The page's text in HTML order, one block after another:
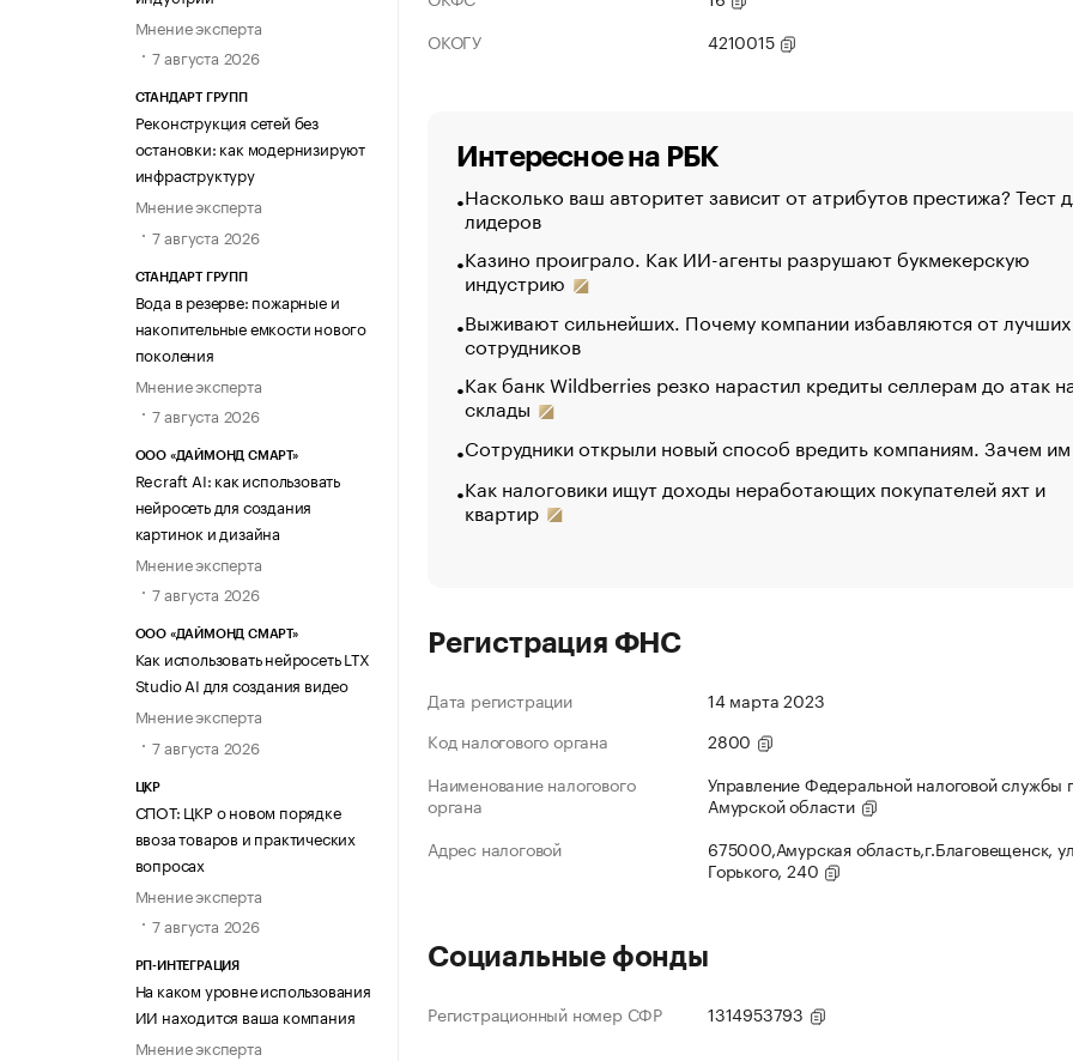
Мнение эксперта
7 августа 2026
СТАНДАРТ ГРУПП
Реконструкция сетей без
остановки: как модернизируют
инфраструктуру
Мнение эксперта
7 августа 2026
СТАНДАРТ ГРУПП
Вода в резерве: пожарные и
накопительные емкости нового
поколения
Мнение эксперта
7 августа 2026
ООО «ДАЙМОНД СМАРТ»
Recraft AI: как использовать
нейросеть для создания
картинок и дизайна
Мнение эксперта
7 августа 2026
ООО «ДАЙМОНД СМАРТ»
Как использовать нейросеть LTX
Studio AI для создания видео
Мнение эксперта
7 августа 2026
ЦКР
СПОТ: ЦКР о новом порядке
ввоза товаров и практических
вопросах
Мнение эксперта
7 августа 2026
РП-ИНТЕГРАЦИЯ
На каком уровне использования
ИИ находится ваша компания
Мнение эксперта
ОКОГУ
4210015
Интересное на РБК
Насколько ваш авторитет зависит от атрибутов престижа? Тест
лидеров
Казино проиграло. Как ИИ-агенты разрушают букмекерскую
индустрию
Выживают сильнейших. Почему компании избавляются от лучших
сотрудников
Как банк Wildberries резко нарастил кредиты селлерам до атак
склады
Сотрудники открыли новый способ вредить компаниям. Зачем
Как налоговики ищут доходы неработающих покупателей яхт и
квартир
Регистрация ФНС
Дата регистрации
14 марта 2023
Код налогового органа
2800
Наименование налогового
органа
Управление Федеральной налоговой службы
Амурской области
Адрес налоговой
675000,Амурская область,г.Благовещенск,
Горького, 240
Социальные фонды
Регистрационный номер СФР 1314953793